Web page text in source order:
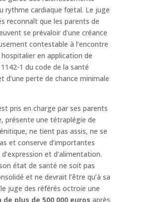
rythme cardiaque fœtal. Le juge
reconnaît que les parents de
se prévaloir d’une créance
contestable à l’encontre
en application de
1142-1 du code de la santé
d’une perte de chance minimale
pris en charge par ses parents
présente une tétraplégie de
ne tient pas assis, ne se
et conserve d’importantes
et d’alimentation.
état de santé ne soit pas
et ne devrait l’être qu’à sa
juge des référés octroie une
de plus de 500 000 euros après